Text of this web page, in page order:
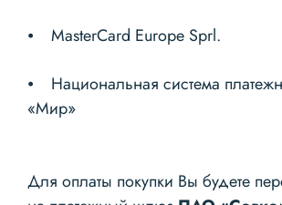
⦁ MasterCard Europe Sprl.
⦁ Национальная система
«Мир»
Для оплаты покупки Вы будете